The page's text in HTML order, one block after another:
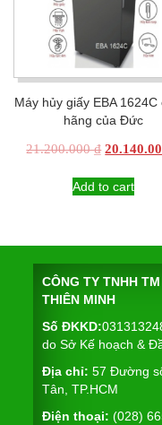
Máy hủy giấy EBA 1624C
hãng của Đức
21.200.000₫ Original
was:
Add to cart
CÔNG TY TNHH
THIÊN MINH
Số ĐKKD:
do Sở Kế hoạch &
Địa chỉ: 57 Đường
Tân, TP.HCM
Điện thoại: (028)